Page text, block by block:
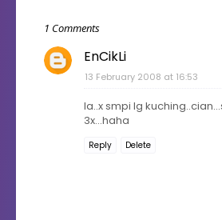
1 Comments
EnCikLi
13 February 2008 at 16:53
la..x smpi lg
3x...haha
Reply Delete